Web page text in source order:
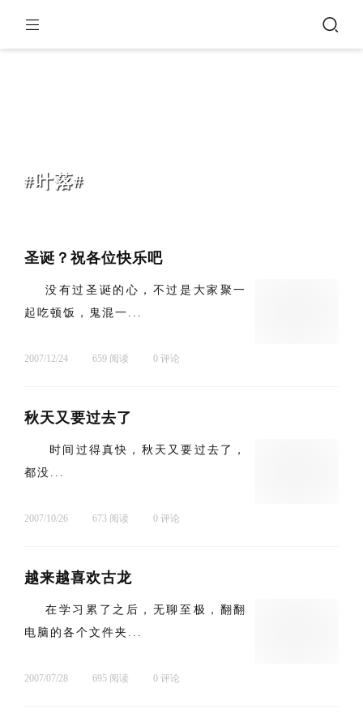
#叶落#
圣诞？祝各位快乐吧
没有过圣诞的心，不过是大家聚一
起吃顿饭，鬼混一...
2007/12/24 659 阅读 0 评论
秋天又要过去了
时间过得真快，秋天又要过去了，
都没...
2007/10/26 673 阅读 0 评论
越来越喜欢古龙
在学习累了之后，无聊至极，翻翻
电脑的各个文件夹...
2007/07/28 695 阅读 0 评论